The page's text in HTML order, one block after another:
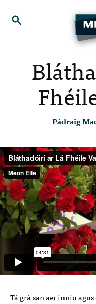
Pádraig
Tá grá san aer inniu